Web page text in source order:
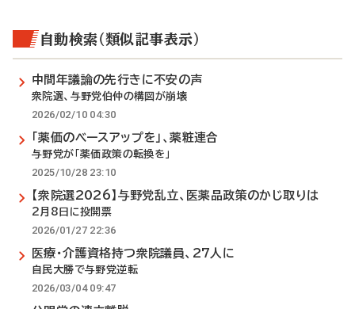
自動検索（類似記事表示）
中間年議論の先行きに不安の声
衆院選、与野党伯仲の構図が崩壊
2026/02/10 04:30
「薬価のベースアップを」、薬粧連合
与野党が「薬価政策の転換を」
2025/10/28 23:10
【衆院選2026】与野党乱立、医薬品政策のかじ取りは
2月8日に投開票
2026/01/27 22:36
医療・介護資格持つ衆院議員、27人に
自民大勝で与野党逆転
2026/03/04 09:47